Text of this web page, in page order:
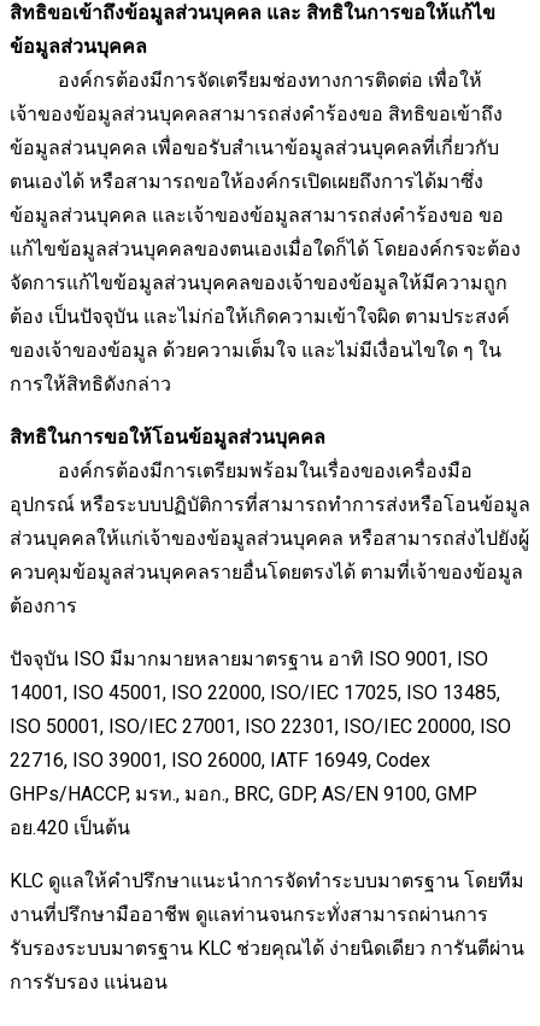
สิทธิขอเข้าถึงข้อมูลส่วนบุคคล และ สิทธิในการขอให้แก้ไข
ข้อมูลส่วนบุคคล
องค์กรต้องมีการจัดเตรียมช่องทางการติดต่อ เพื่อให้
เจ้าของข้อมูลส่วนบุคคลสามารถส่งคำร้องขอ สิทธิขอเข้าถึง
ข้อมูลส่วนบุคคล เพื่อขอรับสำเนาข้อมูลส่วนบุคคลที่เกี่ยวกับ
ตนเองได้ หรือสามารถขอให้องค์กรเปิดเผยถึงการได้มาซึ่ง
ข้อมูลส่วนบุคคล และเจ้าของข้อมูลสามารถส่งคำร้องขอ ขอ
แก้ไขข้อมูลส่วนบุคคลของตนเองเมื่อใดก็ได้ โดยองค์กรจะต้อง
จัดการแก้ไขข้อมูลส่วนบุคคลของเจ้าของข้อมูลให้มีความถูก
ต้อง เป็นปัจจุบัน และไม่ก่อให้เกิดความเข้าใจผิด ตามประสงค์
ของเจ้าของข้อมูล ด้วยความเต็มใจ และไม่มีเงื่อนไขใด ๆ ใน
การให้สิทธิดังกล่าว
สิทธิในการขอให้โอนข้อมูลส่วนบุคคล
องค์กรต้องมีการเตรียมพร้อมในเรื่องของเครื่องมือ
อุปกรณ์ หรือระบบปฏิบัติการที่สามารถทำการส่งหรือโอนข้อมูล
ส่วนบุคคลให้แก่เจ้าของข้อมูลส่วนบุคคล หรือสามารถส่งไปยังผู้
ควบคุมข้อมูลส่วนบุคคลรายอื่นโดยตรงได้ ตามที่เจ้าของข้อมูล
ต้องการ
ปัจจุบัน ISO มีมากมายหลายมาตรฐาน อาทิ ISO 9001, ISO
14001, ISO 45001, ISO 22000, ISO/IEC 17025, ISO 13485,
ISO 50001, ISO/IEC 27001, ISO 22301, ISO/IEC 20000, ISO
22716, ISO 39001, ISO 26000, IATF 16949, Codex
GHPs/HACCP, มรท., มอก., BRC, GDP, AS/EN 9100, GMP
อย.420 เป็นต้น
KLC ดูแลให้คำปรึกษาแนะนำการจัดทำระบบมาตรฐาน โดยทีม
งานที่ปรึกษามืออาชีพ ดูแลท่านจนกระทั่งสามารถผ่านการ
รับรองระบบมาตรฐาน KLC ช่วยคุณได้ ง่ายนิดเดียว การันตีผ่าน
การรับรอง แน่นอน